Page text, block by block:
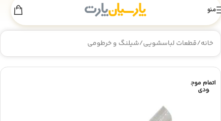
منو
خانه/قطعات لباسشویی/شیلنگ و خرطومی
اتمام موج
ودی